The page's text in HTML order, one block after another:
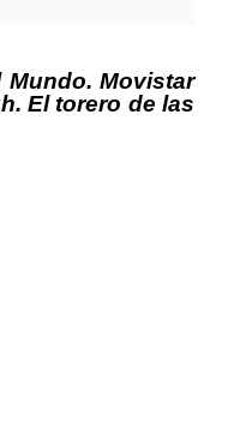
Mundo. Movistar
El torero de las